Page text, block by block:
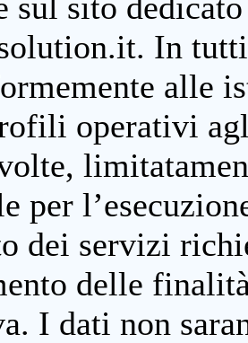
In
alle
operativi
per
dei servizi
delle
I dati non